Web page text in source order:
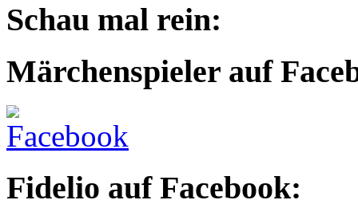
Schau mal rein:
Märchenspieler auf
Fidelio auf Facebook: